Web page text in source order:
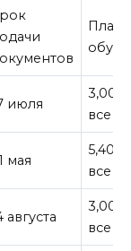
Плата
июля
все
мая
все
августа
все